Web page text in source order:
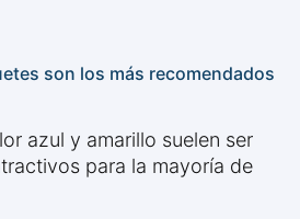
son los más recomendados
azul y amarillo suelen ser
para la mayoría de